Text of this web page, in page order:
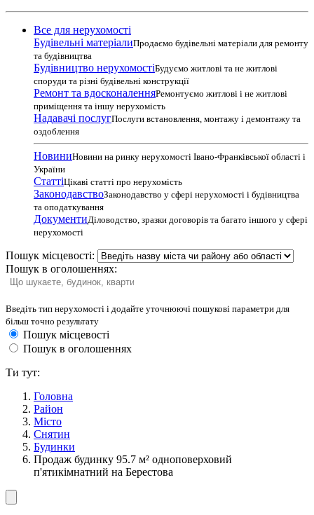
Все для нерухомості
Будівельні матеріалиПродаємо будівельні матеріали для ремонту
та будівництва
Будівництво нерухомостіБудуємо житлові та не житлові
споруди та різні будівельні конструкції
Ремонт та вдосконаленняРемонтуємо житлові і не житлові
приміщення та іншу нерухомість
Надавачі послугПослуги встановлення, монтажу і демонтажу та
оздоблення
НовиниНовини на ринку нерухомості Івано-Франківської області і
України
СтаттіЦікаві статті про нерухомість
ЗаконодавствоЗаконодавство у сфері нерухомості і будівництва
та оподаткування
ДокументиДіловодство, зразки договорів та багато іншого у сфері
нерухомості
Пошук місцевості:
Пошук в оголошеннях:
Введіть тип нерухомості і додайте уточнюючі пошукові параметри для
більш точно результату
Пошук місцевості
Пошук в оголошеннях
Ти тут:
Головна
Район
Місто
Снятин
Будинки
Продаж будинку 95.7 м² одноповерховий
п'ятикімнатний на Берестова